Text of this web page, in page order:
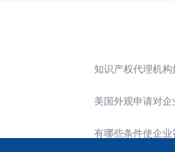
知识产权代理机
美国外观申请对企
有哪些条件使企业